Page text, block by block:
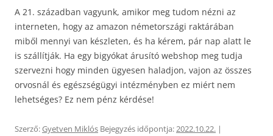
A 21. században vagyunk, amikor meg tudom nézni az
interneten, hogy az amazon németországi raktárában
miből mennyi van készleten, és ha kérem, pár nap alatt le
is szállítják. Ha egy bigyókat árusító webshop meg tudja
szervezni hogy minden ügyesen haladjon, vajon az összes
orvosnál és egészségügyi intézményben ez miért nem
lehetséges? Ez nem pénz kérdése!
Szerző:Gyetven Miklós Bejegyzés időpontja:2022.10.22. |